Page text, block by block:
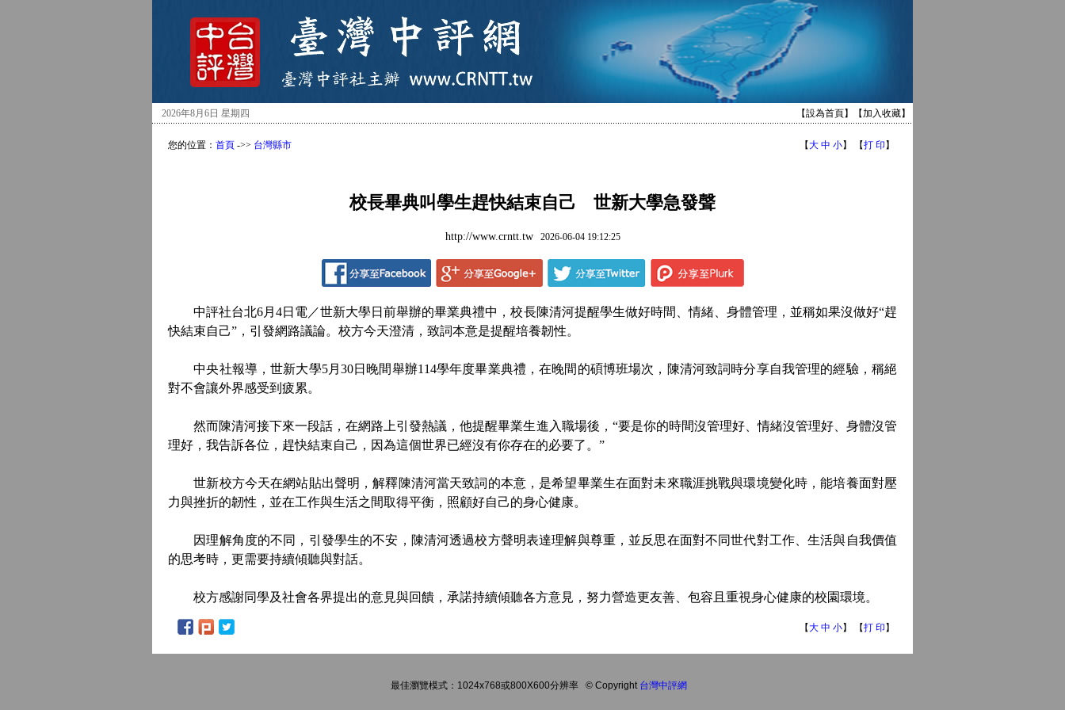
2026年8月6日 星期四 【設為首頁】【加入收藏】
您的位置： 首頁 ->> 台灣縣市 【大 中 小】 【打 印 】
校長畢典叫學生趕快結束自己 世新大學急發聲
http://www.crntt.tw2026-06-04 19:12:25
中評社台北6月4日電／世新大學日前舉辦的畢業典禮中，校長陳清河提醒學生做好時間、情緒、身體管理，並稱如果沒做好“趕
快結束自己”，引發網路議論。校方今天澄清，致詞本意是提醒培養韌性。
中央社報導，世新大學5月30日晚間舉辦114學年度畢業典禮，在晚間的碩博班場次，陳清河致詞時分享自我管理的經驗，稱絕
對不會讓外界感受到疲累。
然而陳清河接下來一段話，在網路上引發熱議，他提醒畢業生進入職場後，“要是你的時間沒管理好、情緒沒管理好、身體沒管
理好，我告訴各位，趕快結束自己，因為這個世界已經沒有你存在的必要了。”
世新校方今天在網站貼出聲明，解釋陳清河當天致詞的本意，是希望畢業生在面對未來職涯挑戰與環境變化時，能培養面對壓
力與挫折的韌性，並在工作與生活之間取得平衡，照顧好自己的身心健康。
因理解角度的不同，引發學生的不安，陳清河透過校方聲明表達理解與尊重，並反思在面對不同世代對工作、生活與自我價值
的思考時，更需要持續傾聽與對話。
校方感謝同學及社會各界提出的意見與回饋，承諾持續傾聽各方意見，努力營造更友善、包容且重視身心健康的校園環境。
【大 中 小】 【打 印 】
最佳瀏覽模式：1024x768或800X600分辨率 © Copyright 台灣中評網